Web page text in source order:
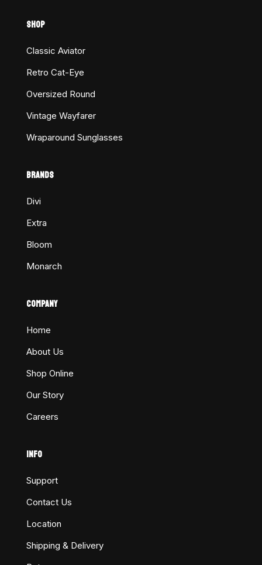
SHOP
Classic Aviator
Retro Cat-Eye
Oversized Round
Vintage Wayfarer
Wraparound Sunglasses
BRANDS
Divi
Extra
Bloom
Monarch
COMPANY
Home
About Us
Shop Online
Our Story
Careers
INFO
Support
Contact Us
Location
Shipping & Delivery